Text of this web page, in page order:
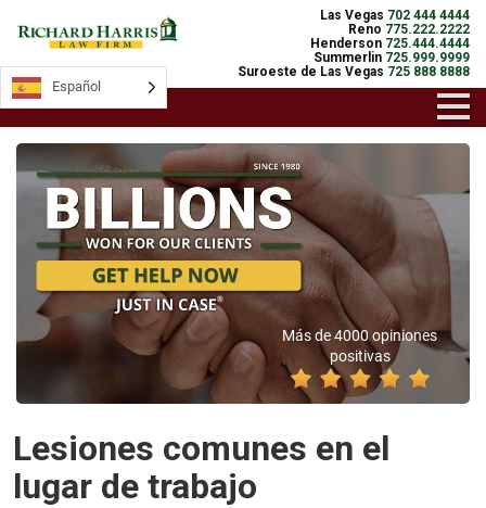
Las Vegas 702 444 4444
Reno 775.222.2222
Henderson 725.444.4444
Summerlin 725.999.9999
Suroeste de Las Vegas 725 888 8888
Más de 4000 opiniones
positivas
Lesiones comunes en el
lugar de trabajo
Español